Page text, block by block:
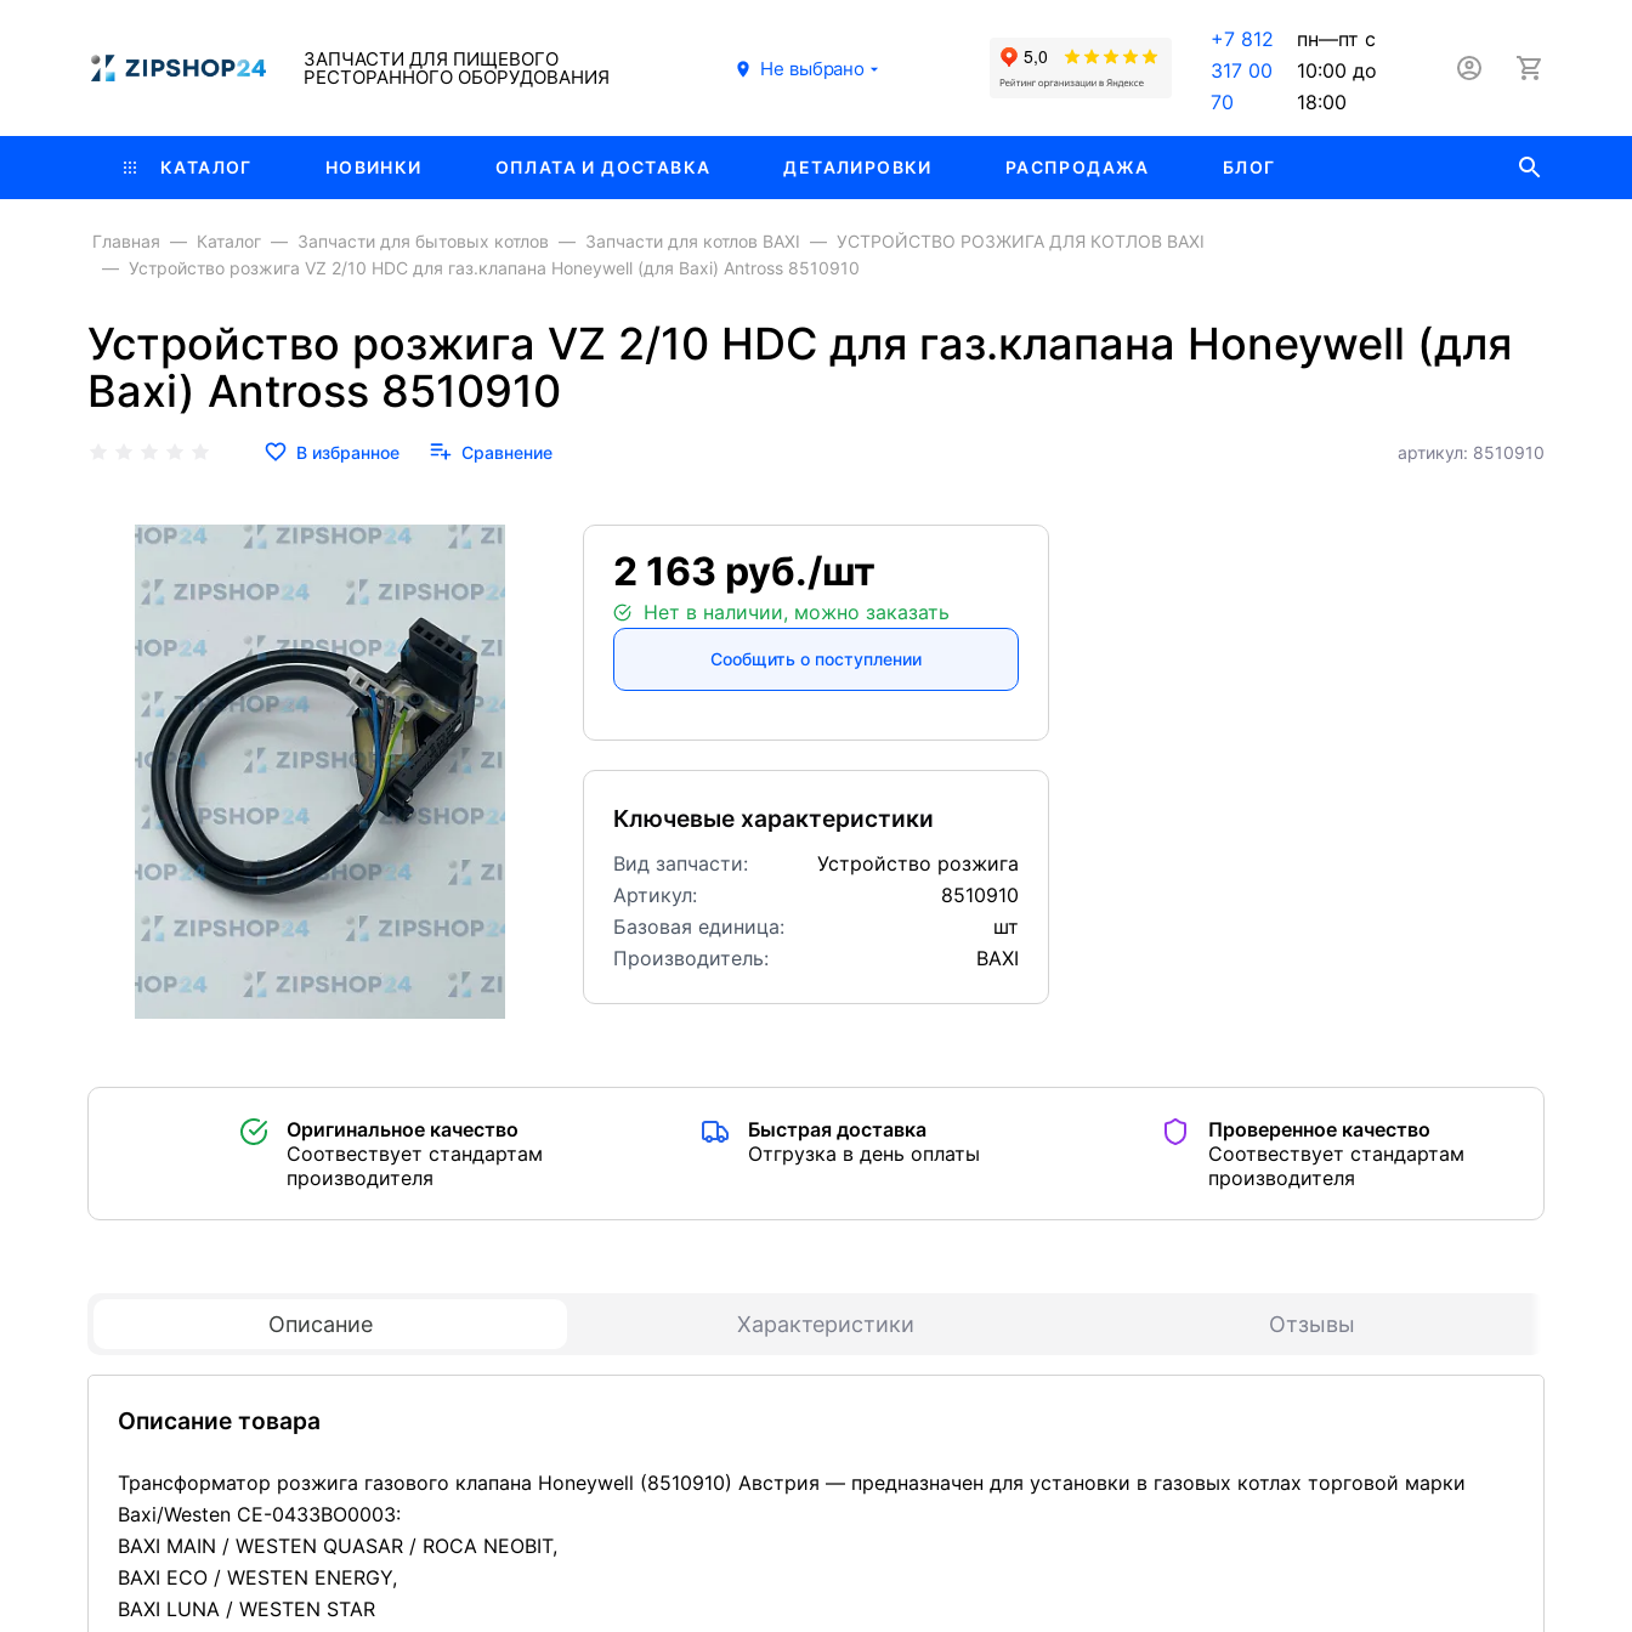
ЗАПЧАСТИ ДЛЯ ПИЩЕВОГО
РЕСТОРАННОГО ОБОРУДОВАНИЯ Не выбрано
+7 812
317 00
70
пн—пт с
10:00 до
18:00
КАТАЛОГ НОВИНКИ ОПЛАТА И ДОСТАВКА ДЕТАЛИРОВКИ РАСПРОДАЖА БЛОГ
Главная Каталог Запчасти для бытовых котлов Запчасти для котлов BAXI
УСТРОЙСТВО РОЗЖИГА ДЛЯ КОТЛОВ BAXI
Устройство розжига VZ 2/10 HDC для газ.клапана Honeywell (для Baxi) Antross 8510910
Устройство розжига VZ 2/10 HDC для газ.клапана Honeywell (для
Baxi) Antross 8510910
артикул: 8510910
В избранное Сравнение
2 163 руб./шт
Нет в наличии, можно заказать
Сообщить о поступлении
Ключевые характеристики
Вид запчасти:
Устройство розжига
Артикул:
8510910
Базовая единица:
шт
Производитель:
BAXI
Оригинальное качество
Соотвествует стандартам
производителя
Быстрая доставка
Отгрузка в день оплаты
Проверенное качество
Соотвествует стандартам
производителя
Описание Характеристики Отзывы
Описание товара
Трансформатор розжига газового клапана Honeywell (8510910) Австрия ― предназначен для установки в газовых котлах торговой марки
Baxi/Westen CE-0433BO0003:
BAXI MAIN / WESTEN QUASAR / ROCA NEOBIT,
BAXI ECO / WESTEN ENERGY,
BAXI LUNA / WESTEN STAR